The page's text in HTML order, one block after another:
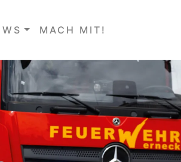
MACH MIT!